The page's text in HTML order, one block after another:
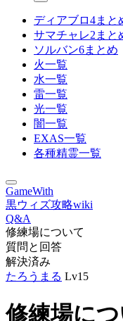
ディアブロ4まと
サマチャレ2まと
ソルバン6まとめ
火一覧
水一覧
雷一覧
光一覧
闇一覧
EXAS一覧
各種精霊一覧
GameWith
黒ウィズ攻略wiki
Q&A
修練場について
質問と回答
解決済み
たろうまる Lv15
修練場に